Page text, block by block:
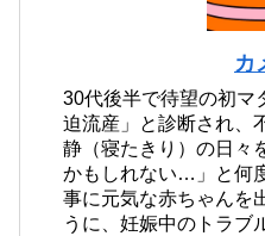
カ
30代後半で待望の初マ
迫流産」と診断され、
静（寝たきり）の日々
かもしれない…」と何
事に元気な赤ちゃんを
うに、妊娠中のトラブ